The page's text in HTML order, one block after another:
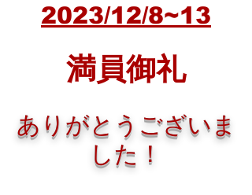
2023/12/8~13
満員御礼
ありがとうございま
した！